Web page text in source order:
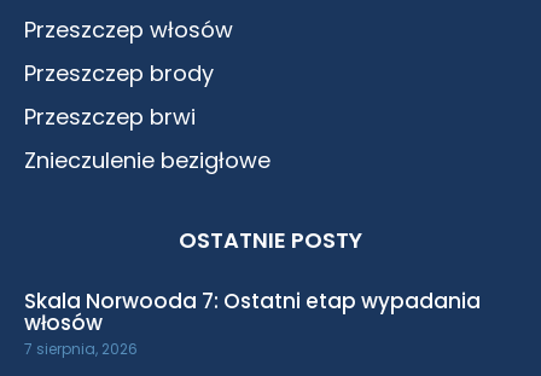
Przeszczep włosów
Przeszczep brody
Przeszczep brwi
Znieczulenie bezigłowe
OSTATNIE POSTY
Skala Norwooda 7: Ostatni etap wypadania
włosów
7 sierpnia, 2026